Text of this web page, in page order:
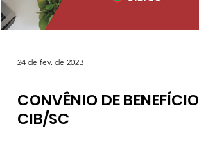
24 de fev. de 2023
CONVÊNIO DE
CIB/SC